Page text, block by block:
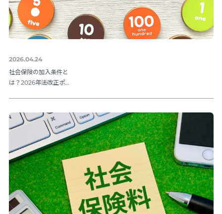
2026.04.24
社会保険の加入条件と
は？2026年法改正ポイ